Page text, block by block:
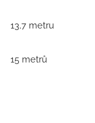
13,7 metru
15 metrů